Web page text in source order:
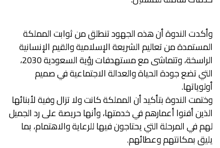
وأكدت الندوة أن هذه الجهود تنطلق من ثوابت المملكة
المستمدة من تعاليم الشريعة الإسلامية والقيم الإنسانية
الراسخة، وتتماشى مع مستهدفات رؤية السعودية 2030،
التي تضع جودة الحياة والعدالة الاجتماعية في صميم
أولوياتها.
وختمت الندوة بتأكيد أن المملكة كانت ولا تزال وفية لأبنائها
الذين أفنوا أعمارهم في خدمتها، وأنها حريصة على رد الجميل
لهم في المرحلة التي يحتاجون فيها للرعاية والاهتمام، بما
يليق بمكانتهم وعطائهم.